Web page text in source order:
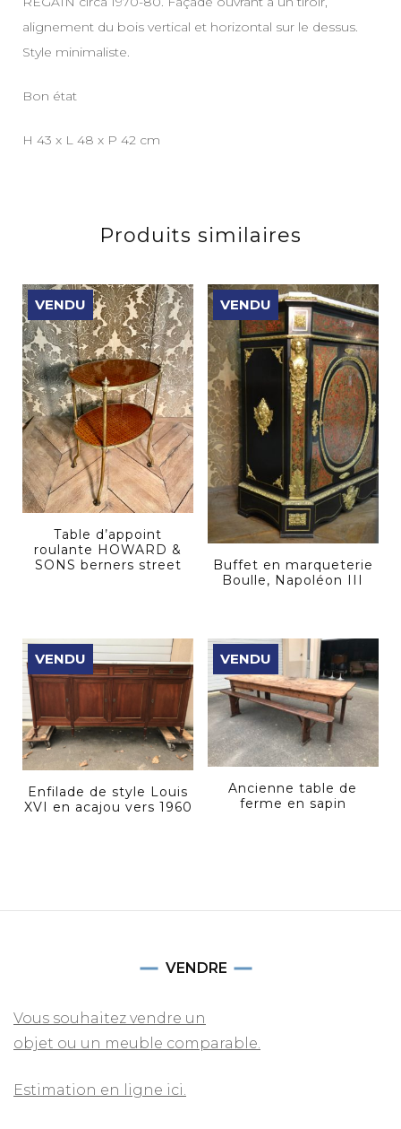
alignement du bois vertical et horizontal sur le dessus.
Style minimaliste.
Bon état
H 43 x L 48 x P 42 cm
Produits similaires
VENDU
Table d’appoint
roulante HOWARD &
SONS berners street
VENDU
Buffet en marqueterie
Boulle, Napoléon III
VENDU
Enfilade de style Louis
XVI en acajou vers 1960
VENDU
Ancienne table de
ferme en sapin
VENDRE
Vous souhaitez vendre un
objet ou un meuble comparable.
Estimation en ligne ici.